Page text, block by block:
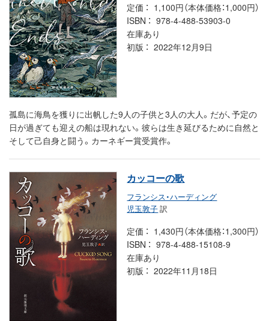
定価
1,100円（本体価格：1,000円）
ISBN
978-4-488-53903-0
在庫あり
初版
2022年12月9日
孤島に海鳥を獲りに出帆した9人の子供と3人の大人。だが、予定の
日が過ぎても迎えの船は現れない。彼らは生き延びるために自然と
そして己自身と闘う。カーネギー賞受賞作。
カッコーの歌
フランシス・ハーディング
児玉敦子訳
定価
1,430円（本体価格：1,300円）
ISBN
978-4-488-15108-9
在庫あり
初版
2022年11月18日